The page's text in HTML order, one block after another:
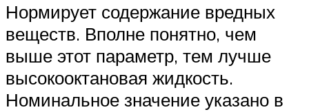
Нормирует содержание вредных
веществ. Вполне понятно, чем
выше этот параметр, тем лучше
высокооктановая жидкость.
Номинальное значение указано в